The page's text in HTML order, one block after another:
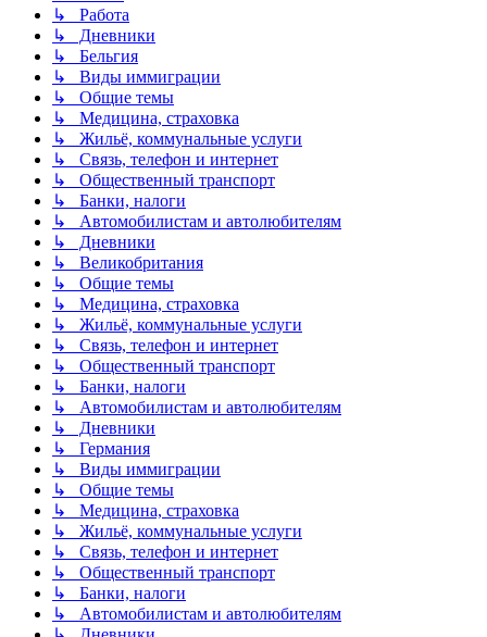
↳ Работа
↳ Дневники
↳ Бельгия
↳ Виды иммиграции
↳ Общие темы
↳ Медицина, страховка
↳ Жильё, коммунальные услуги
↳ Связь, телефон и интернет
↳ Общественный транспорт
↳ Банки, налоги
↳ Автомобилистам и автолюбителям
↳ Дневники
↳ Великобритания
↳ Общие темы
↳ Медицина, страховка
↳ Жильё, коммунальные услуги
↳ Связь, телефон и интернет
↳ Общественный транспорт
↳ Банки, налоги
↳ Автомобилистам и автолюбителям
↳ Дневники
↳ Германия
↳ Виды иммиграции
↳ Общие темы
↳ Медицина, страховка
↳ Жильё, коммунальные услуги
↳ Связь, телефон и интернет
↳ Общественный транспорт
↳ Банки, налоги
↳ Автомобилистам и автолюбителям